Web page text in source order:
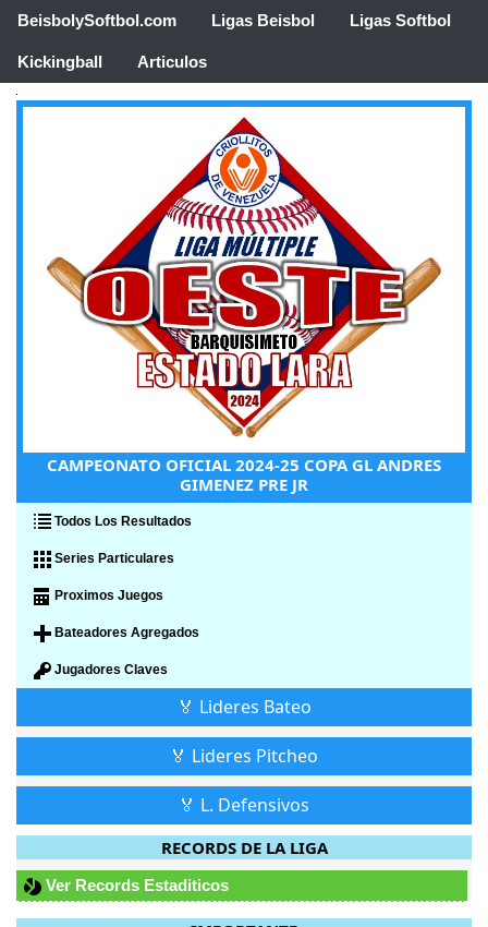
BeisbolySoftbol.com Ligas Beisbol Ligas Softbol
Kickingball Articulos
CAMPEONATO OFICIAL 2024-25 COPA GL ANDRES
GIMENEZ PRE JR
Todos Los Resultados
Series Particulares
Proximos Juegos
Bateadores Agregados
Jugadores Claves
🏅 Lideres Bateo
🏅 Lideres Pitcheo
🏅 L. Defensivos
RECORDS DE LA LIGA
Ver Records Estaditicos